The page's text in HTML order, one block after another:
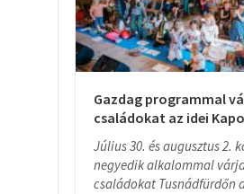
Gazdag programmal
családokat az idei
Július 30. és augusztus 2.
negyedik alkalommal
családokat Tusnádfürdőn